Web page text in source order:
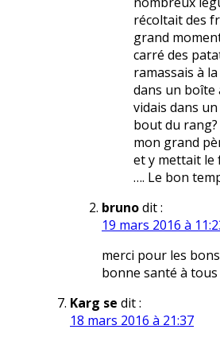
récoltait des
grand
carré des
ramassais à
dans un boîte
vidais dans
bout du rang?
mon grand
et y mettait le
…. Le bon
brunodit :
19 mars 2016 à
merci pour les
bonne santé à tous
Karg se dit :
18 mars 2016 à 21:37